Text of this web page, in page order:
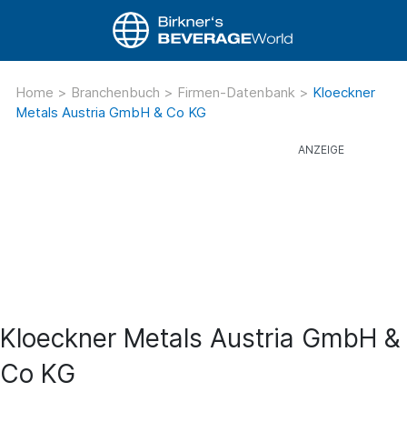
Home > Branchenbuch > Firmen-Datenbank > Kloeckner
Metals Austria GmbH & Co KG
Kloeckner Metals Austria GmbH &
Co KG